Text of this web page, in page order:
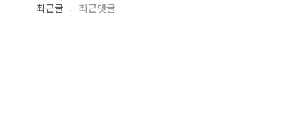
최근글 최근댓글